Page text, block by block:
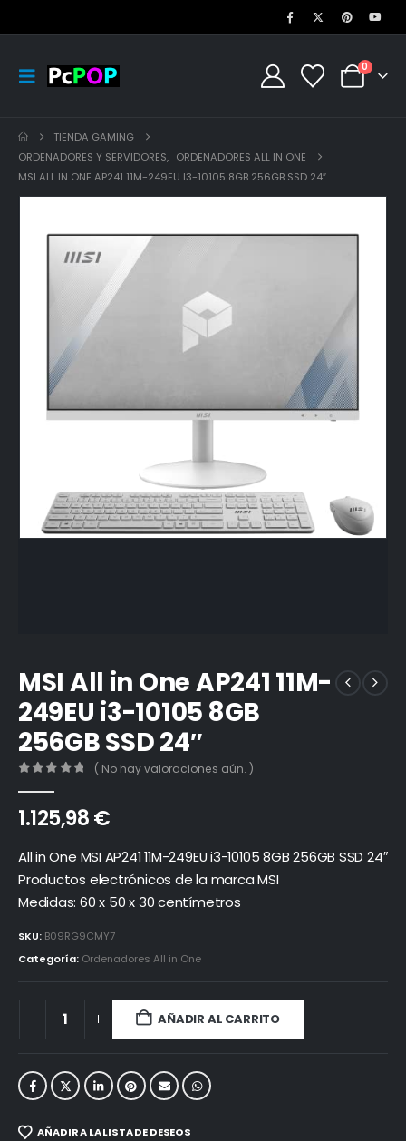
0
TIENDA GAMING
ORDENADORES Y SERVIDORES, ORDENADORES ALL IN ONE
MSI ALL IN ONE AP241 11M-249EU I3-10105 8GB 256GB SSD 24″
MSI All in One AP241 11M-
249EU i3-10105 8GB
256GB SSD 24″
( No hay valoraciones aún. )
1.125,98€
All in One MSI AP241 11M-249EU i3-10105 8GB 256GB SSD 24″
Productos electrónicos de la marca MSI
Medidas: 60 x 50 x 30 centímetros
SKU: B09RG9CMY7
Categoría: Ordenadores All in One
AÑADIR AL CARRITO
AÑADIR A LA LISTA DE DESEOS